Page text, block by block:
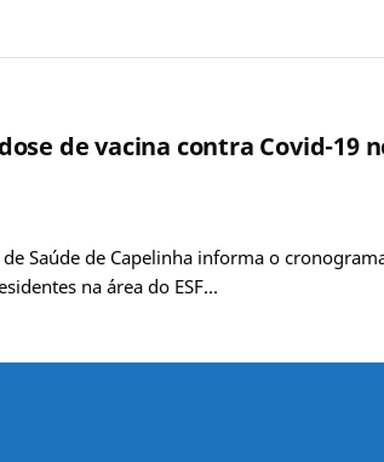
de vacina contra Covid-
Saúde de Capelinha informa o
na área do ESF…